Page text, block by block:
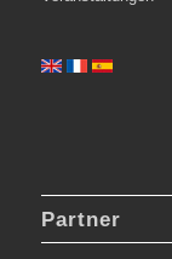
Partner